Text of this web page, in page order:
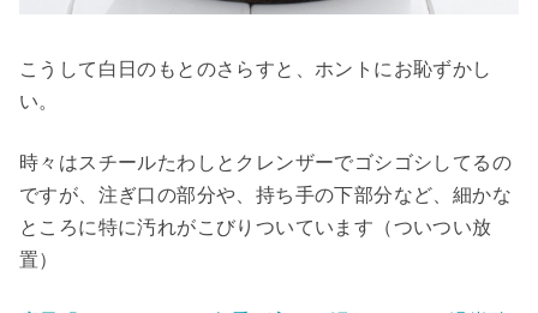
こうして白日のもとのさらすと、ホントにお恥ずかし
い。
時々はスチールたわしとクレンザーでゴシゴシしてるの
ですが、注ぎ口の部分や、持ち手の下部分など、細かな
ところに特に汚れがこびりついています（ついつい放
置）